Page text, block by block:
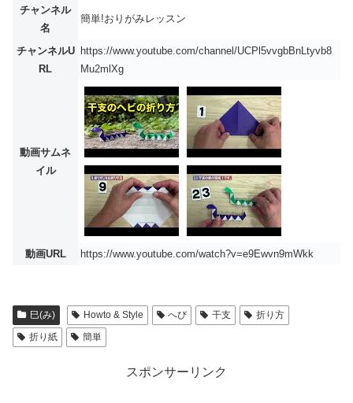
チャンネル
名
簡単!おりがみレッスン
チャンネルU
RL
https://www.youtube.com/channel/UCPl5vvgbBnLtyvb8
Mu2mlXg
動画サムネ
イル
動画URL https://www.youtube.com/watch?v=e9Ewvn9mWkk
巳(み) Howto & Style へび 干支
折り方
折り紙
簡単
スポンサーリンク